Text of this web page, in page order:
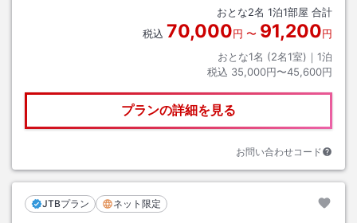
おとな2名 1泊1部屋 合計
税込 70,000円 〜 91,200円
おとな1名 (2名1室)｜ 1泊
税込 35,000円〜45,600円
プランの詳細を見る
お問い合わせコード
JTBプラン ネット限定